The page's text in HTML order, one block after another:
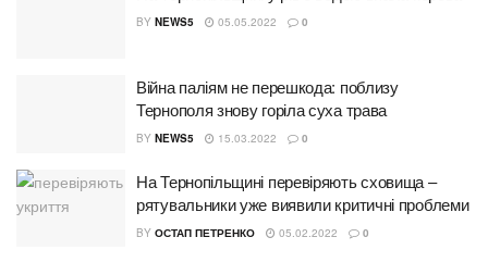
BY NEWS5 05.05.2022 0
Війна паліям не перешкода: поблизу
Тернополя знову горіла суха трава
BY NEWS5 15.03.2022 0
На Тернопільщині перевіряють сховища –
рятувальники уже виявили критичні проблеми
BY ОСТАП ПЕТРЕНКО 05.02.2022 0